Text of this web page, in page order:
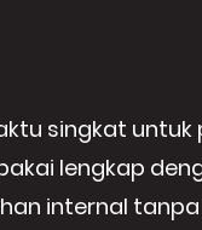
singkat
lengkap
internal